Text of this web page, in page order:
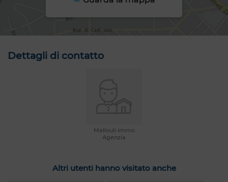
Dettagli di contatto
Mallouli immo
Agenzia
Altri utenti hanno visitato anche